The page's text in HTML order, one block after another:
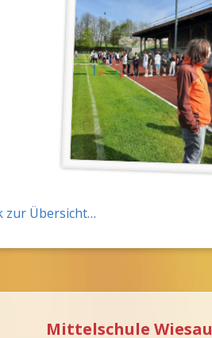
zur Übersicht…
Mittelschule Wiesau